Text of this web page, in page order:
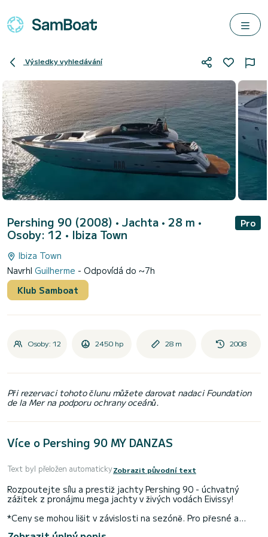
Výsledky vyhledávání
Pershing 90 (2008) • Jachta • 28 m •
Osoby: 12 • Ibiza Town
Pro
Ibiza Town
Navrhl Guilherme - Odpovídá do ~7h
Klub Samboat
Osoby: 12 2450 hp 28 m 2008
Při rezervaci tohoto člunu můžete darovat nadaci Foundation
de la Mer na podporu ochrany oceánů.
Více o Pershing 90 MY DANZAS
Text byl přeložen automatickyZobrazit původní text
Rozpoutejte sílu a prestiž jachty Pershing 90 - úchvatný
zážitek z pronájmu mega jachty v živých vodách Eivissy!
*Ceny se mohou lišit v závislosti na sezóně. Pro přesné a